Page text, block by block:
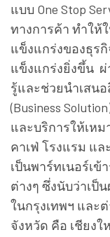
แบบ One Stop
ทางการค้า ทำให้ใ
แข็งแกร่งของธุรกิ
แข็งแกร่งยิ่งขึ้น ผ่
รู้และช่วยนำเสน
(Business
และบริการให้เห
คาเฟ่ โรงแรม แ
เป็นพาร์ทเนอร์เ
ต่างๆ ซึ่งนับว่าเป็
ในกรุงเทพฯ และ
จังหวัด คือ เชียง